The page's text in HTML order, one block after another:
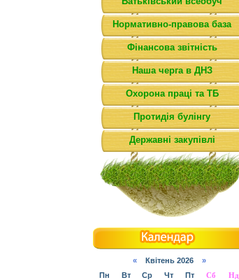
Нормативно-правова база
Фінансова звітність
Наша черга в ДНЗ
Охорона праці та ТБ
Протидія булінгу
Державні закупівлі
« Квітень 2026 »
Пн
Вт Ср Чт Пт Сб
Нд